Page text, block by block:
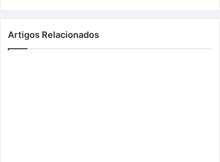
Artigos Relacionados